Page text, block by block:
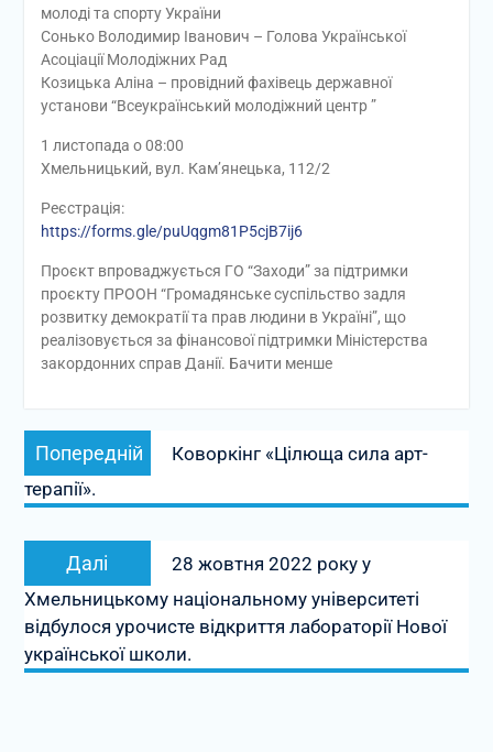
молоді та спорту України
Сонько Володимир Іванович – Голова Української
Асоціації Молодіжних Рад
Козицька Аліна – провідний фахівець державної
установи “Всеукраїнський молодіжний центр ”
1 листопада о 08:00
Хмельницький, вул. Кам’янецька, 112/2
Реєстрація:
https://forms.gle/puUqgm81P5cjB7ij6
Проєкт впроваджується ГО “Заходи” за підтримки
проєкту ПРООН “Громадянське суспільство задля
розвитку демократії та прав людини в Україні”, що
реалізовується за фінансової підтримки Міністерства
закордонних справ Данії. Бачити менше
Навігація
записів
Попередній
запис:
Коворкінг «Цілюща сила арт-
терапії».
Далі
запис:
28 жовтня 2022 року у
Хмельницькому національному університеті
відбулося урочисте відкриття лабораторії Нової
української школи.